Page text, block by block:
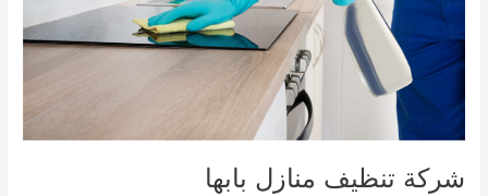
شركة تنظيف منازل بابها